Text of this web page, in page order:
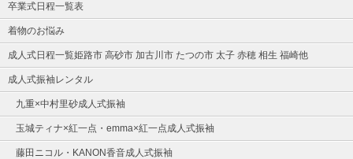
卒業式日程一覧表
着物のお悩み
成人式日程一覧姫路市 高砂市 加古川市 たつの市 太子 赤穂 相生 福崎他
成人式振袖レンタル
九重×中村里砂成人式振袖
玉城ティナ×紅一点・emma×紅一点成人式振袖
藤田ニコル・KANON香音成人式振袖